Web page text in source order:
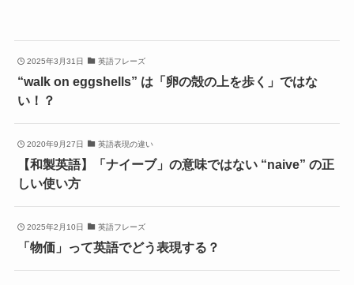
2025年3月31日 英語フレーズ
“walk on eggshells” は「卵の殻の上を歩く」ではな
い！？
2020年9月27日 英語表現の違い
【和製英語】「ナイーブ」の意味ではない “naive” の正
しい使い方
2025年2月10日 英語フレーズ
「物価」って英語でどう表現する？